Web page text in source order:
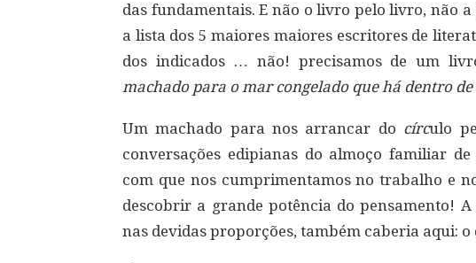
das fundamentais. E não o livro pelo livro, não
a lista dos 5 maiores maiores escritores de
dos indicados … não! precisamos de um
machado para o mar congelado que há dentro
Um machado para nos arrancar do círculo
conversações edipianas do almoço familiar
com que nos cumprimentamos no trabalho e
descobrir a grande potência do pensamento!
nas devidas proporções, também caberia aqui: